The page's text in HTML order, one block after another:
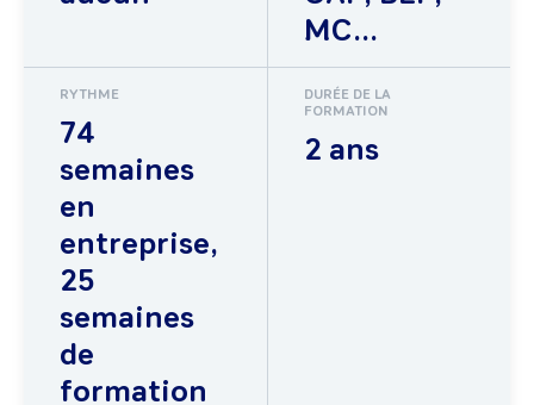
MC...
RYTHME
74
semaines
en
entreprise,
25
semaines
de
formation
DURÉE DE LA
FORMATION
2 ans